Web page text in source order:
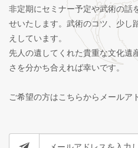
非定期にセミナー予定や武術の話
せいたします。武術のコツ、少し
えしています。
先人の遺してくれた貴重な文化遺
さを分かち合えれば幸いです。
ご希望の方はこちらからメールア